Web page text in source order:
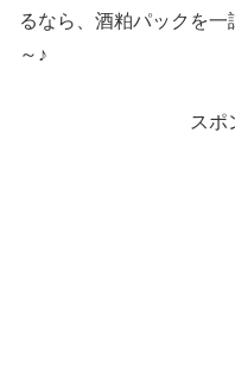
るなら、酒粕パックを
～♪
スポ